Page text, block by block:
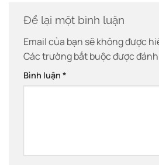
Để lại một bình luận
Email của bạn sẽ không được
Các trường bắt buộc được
Bình luận *